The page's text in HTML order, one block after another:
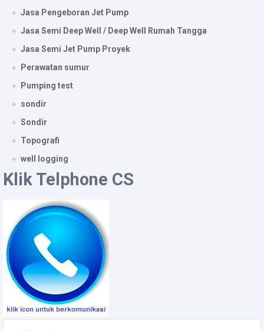
Jasa Pengeboran Jet Pump
Jasa Semi Deep Well / Deep Well Rumah Tangga
Jasa Semi Jet Pump Proyek
Perawatan sumur
Pumping test
sondir
Sondir
Topografi
well logging
Klik Telphone CS